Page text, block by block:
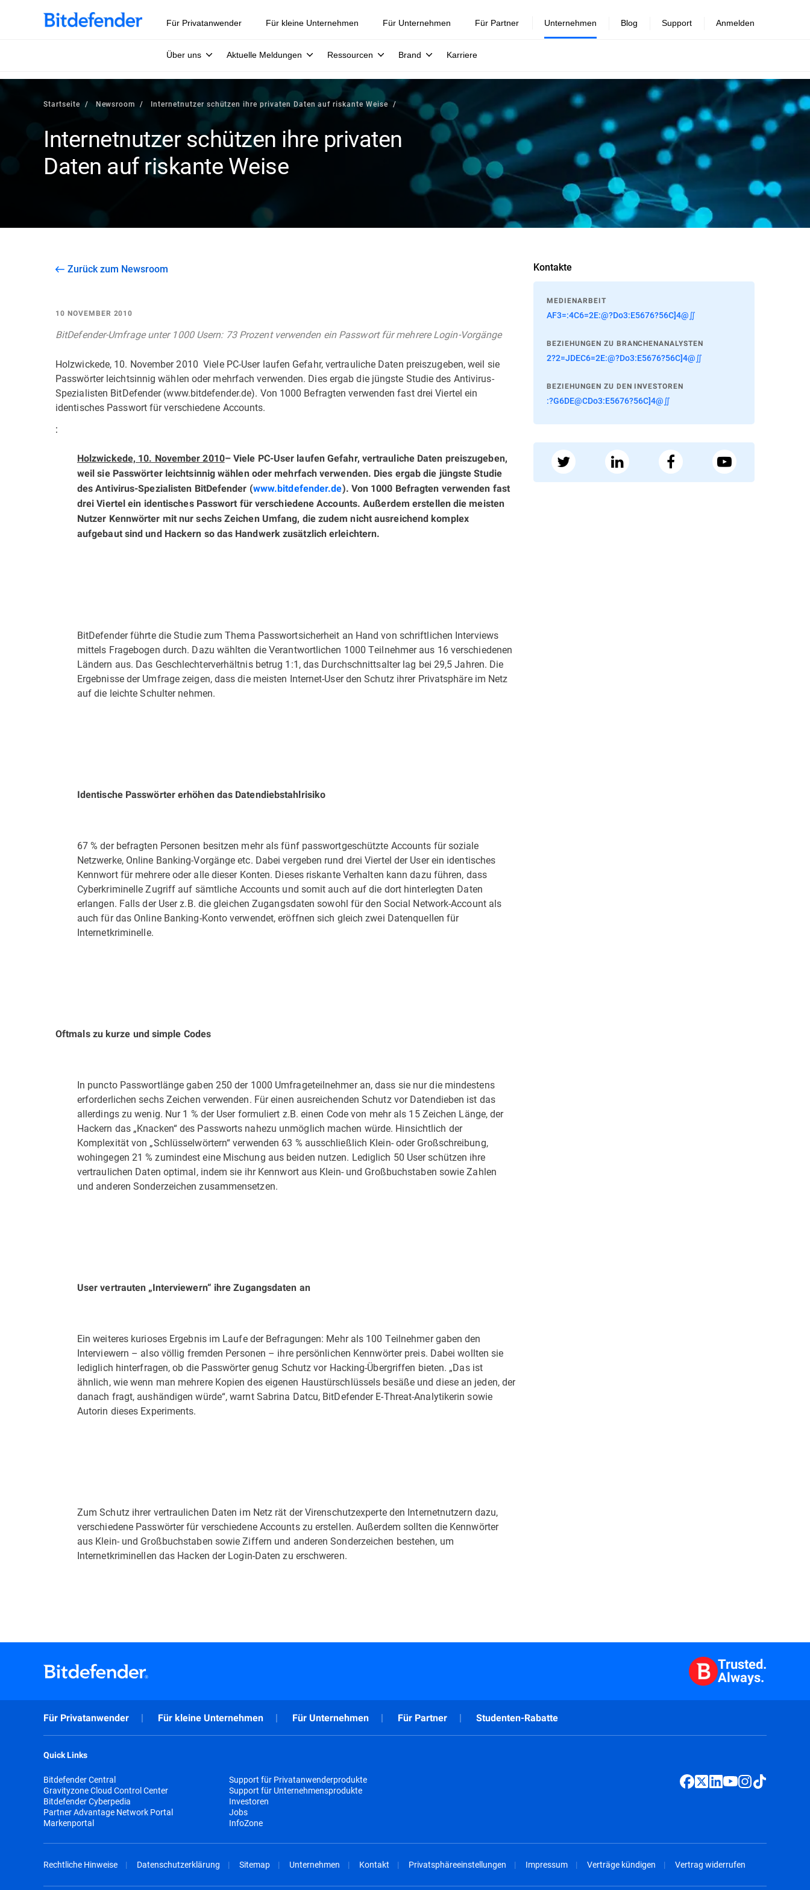
Für Privatanwender Für kleine Unternehmen Für Unternehmen Für Partner Unternehmen
Über uns Aktuelle Meldungen Ressourcen Brand Karriere
Blog Support Anmelden
Startseite Newsroom Internetnutzer schützen ihre privaten Daten auf riskante Weise
Internetnutzer schützen ihre privaten
Daten auf riskante Weise
Zurück zum Newsroom
10 NOVEMBER 2010
BitDefender-Umfrage unter 1000 Usern: 73 Prozent verwenden ein Passwort für mehrere Login-Vorgänge
Holzwickede, 10. November 2010  Viele PC-User laufen Gefahr, vertrauliche Daten preiszugeben, weil sie
Passwörter leichtsinnig wählen oder mehrfach verwenden. Dies ergab die jüngste Studie des Antivirus-
Spezialisten BitDefender (www.bitdefender.de). Von 1000 Befragten verwenden fast drei Viertel ein
identisches Passwort für verschiedene Accounts.
:
Holzwickede, 10. November 2010– Viele PC-User laufen Gefahr, vertrauliche Daten preiszugeben,
weil sie Passwörter leichtsinnig wählen oder mehrfach verwenden. Dies ergab die jüngste Studie
des Antivirus-Spezialisten BitDefender (www.bitdefender.de). Von 1000 Befragten verwenden fast
drei Viertel ein identisches Passwort für verschiedene Accounts. Außerdem erstellen die meisten
Nutzer Kennwörter mit nur sechs Zeichen Umfang, die zudem nicht ausreichend komplex
aufgebaut sind und Hackern so das Handwerk zusätzlich erleichtern.
BitDefender führte die Studie zum Thema Passwortsicherheit an Hand von schriftlichen Interviews
mittels Fragebogen durch. Dazu wählten die Verantwortlichen 1000 Teilnehmer aus 16 verschiedenen
Ländern aus. Das Geschlechterverhältnis betrug 1:1, das Durchschnittsalter lag bei 29,5 Jahren. Die
Ergebnisse der Umfrage zeigen, dass die meisten Internet-User den Schutz ihrer Privatsphäre im Netz
auf die leichte Schulter nehmen.
Identische Passwörter erhöhen das Datendiebstahlrisiko
67 % der befragten Personen besitzen mehr als fünf passwortgeschützte Accounts für soziale
Netzwerke, Online Banking-Vorgänge etc. Dabei vergeben rund drei Viertel der User ein identisches
Kennwort für mehrere oder alle dieser Konten. Dieses riskante Verhalten kann dazu führen, dass
Cyberkriminelle Zugriff auf sämtliche Accounts und somit auch auf die dort hinterlegten Daten
erlangen. Falls der User z.B. die gleichen Zugangsdaten sowohl für den Social Network-Account als
auch für das Online Banking-Konto verwendet, eröffnen sich gleich zwei Datenquellen für
Internetkriminelle.
Oftmals zu kurze und simple Codes
In puncto Passwortlänge gaben 250 der 1000 Umfrageteilnehmer an, dass sie nur die mindestens
erforderlichen sechs Zeichen verwenden. Für einen ausreichenden Schutz vor Datendieben ist das
allerdings zu wenig. Nur 1 % der User formuliert z.B. einen Code von mehr als 15 Zeichen Länge, der
Hackern das „Knacken“ des Passworts nahezu unmöglich machen würde. Hinsichtlich der
Komplexität von „Schlüsselwörtern“ verwenden 63 % ausschließlich Klein- oder Großschreibung,
wohingegen 21 % zumindest eine Mischung aus beiden nutzen. Lediglich 50 User schützen ihre
vertraulichen Daten optimal, indem sie ihr Kennwort aus Klein- und Großbuchstaben sowie Zahlen
und anderen Sonderzeichen zusammensetzen.
User vertrauten „Interviewern“ ihre Zugangsdaten an
Ein weiteres kurioses Ergebnis im Laufe der Befragungen: Mehr als 100 Teilnehmer gaben den
Interviewern – also völlig fremden Personen – ihre persönlichen Kennwörter preis. Dabei wollten sie
lediglich hinterfragen, ob die Passwörter genug Schutz vor Hacking-Übergriffen bieten. „Das ist
ähnlich, wie wenn man mehrere Kopien des eigenen Haustürschlüssels besäße und diese an jeden, der
danach fragt, aushändigen würde“, warnt Sabrina Datcu, BitDefender E-Threat-Analytikerin sowie
Autorin dieses Experiments.
Zum Schutz ihrer vertraulichen Daten im Netz rät der Virenschutzexperte den Internetnutzern dazu,
verschiedene Passwörter für verschiedene Accounts zu erstellen. Außerdem sollten die Kennwörter
aus Klein- und Großbuchstaben sowie Ziffern und anderen Sonderzeichen bestehen, um
Internetkriminellen das Hacken der Login-Daten zu erschweren.
Kontakte
MEDIENARBEIT
AF3=:4C6=2E:@?Do3:E5676?56C]4@∬
BEZIEHUNGEN ZU BRANCHENANALYSTEN
2?2=JDEC6=2E:@?Do3:E5676?56C]4@∬
BEZIEHUNGEN ZU DEN INVESTOREN
:?G6DE@CDo3:E5676?56C]4@∬
Trusted.
Always.
Für Privatanwender Für kleine Unternehmen Für Unternehmen Für Partner Studenten-Rabatte
Quick Links
Bitdefender Central
Gravityzone Cloud Control Center
Bitdefender Cyberpedia
Partner Advantage Network Portal
Markenportal
Support für Privatanwenderprodukte
Support für Unternehmensprodukte
Investoren
Jobs
InfoZone
Rechtliche Hinweise Datenschutzerklärung Sitemap Unternehmen Kontakt Privatsphäreeinstellungen Impressum Verträge kündigen Vertrag widerrufen